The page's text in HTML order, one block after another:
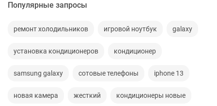
Популярные запросы
ремонт холодильников игровой ноутбук galaxy
установка кондиционеров кондиционер
samsung galaxy сотовые телефоны iphone 13
новая камера жесткий кондиционеры новые